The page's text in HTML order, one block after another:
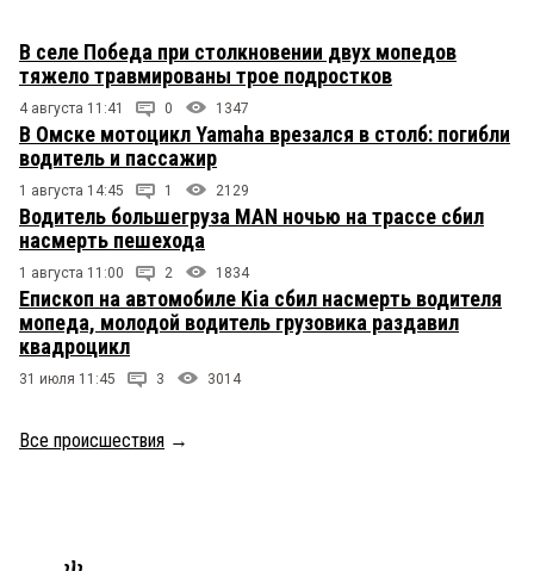
В селе Победа при столкновении двух мопедов
тяжело травмированы трое подростков
4 августа 11:41 0 1347
В Омске мотоцикл Yamaha врезался в столб: погибли
водитель и пассажир
1 августа 14:45 1 2129
Водитель большегруза MAN ночью на трассе сбил
насмерть пешехода
1 августа 11:00 2 1834
Епископ на автомобиле Kia сбил насмерть водителя
мопеда, молодой водитель грузовика раздавил
квадроцикл
31 июля 11:45 3 3014
Все происшествия →